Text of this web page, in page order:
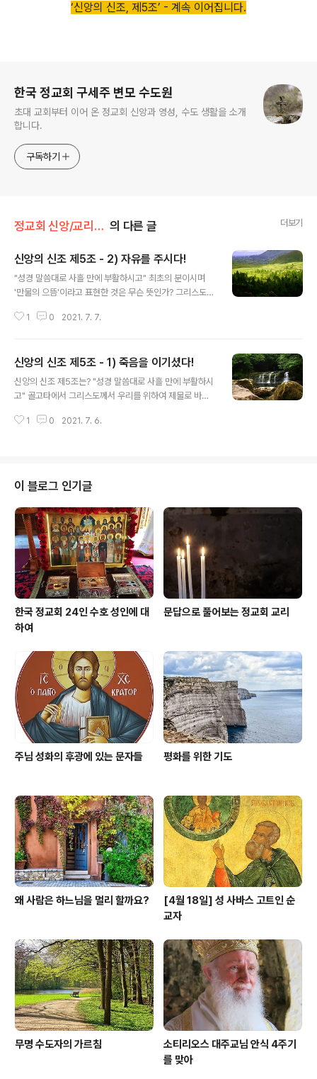
‘신앙의 신조, 제5조’ - 계속 이어집니다.
한국 정교회 구세주 변모 수도원
초대 교회부터 이어 온 정교회 신앙과 영성, 수도 생활을 소개
합니다.
구독하기
정교회 신앙/교리문답 의 다른 글 더보기
신앙의 신조 제5조 - 2) 자유를 주시다!
"성경 말씀대로 사흘 만에 부활하시고" 최초의 분이시며
'만물의 으뜸'이라고 표현한 것은 무슨 뜻인가? 그리스도께
이 부활을 따를 수 있다는 것을 확증해 주신 것이다. 모든
어나심으로써 우리 신자들도 죽음의 권세에서 벗어날 수
있는 계기를 주신 것이다. 인성을 취하신 그리스도의 육신
은 우리가 가진 것과 같은 것이고 그러한 그의 부활은 모든
스도께서 죽은 자들 가운데서 다시 살아나셨다는 것을 우
1 0 2021. 7. 7.
신앙의 신조 제5조 - 1) 죽음을 이기셨다!
신앙의 신조 제5조는? "성경 말씀대로 사흘 만에 부활하시
고" 골고타에서 그리스도께서 우리를 위하여 제물로 바치
게 증명할 수가 있는가?하느님께서는 죽은 자들 가운데서
하였다고 어떻게 말할 수가 있는가? 그리스도께서 십자가
에서 희생당하심은 죽음의 근원인 죄가 승리한 것이다. 죄
의 결과로서 죽음이 승리한 것이다. 실제로 죽음은 죄와 밀
접한 관계에 있으며 죄의 결과이다. 하느님께서는 선조들
에게 이렇게 말씀하셨다. "그러나 선과 악을 알게 하는 나
무 열매만은 따 먹지 말아라. 그것을 따먹는 날 너는 ..
1 0 2021. 7. 6.
이 블로그 인기글
한국 정교회 24인 수호 성인에 대
하여
문답으로 풀어보는 정교회 교리
주님 성화의 후광에 있는 문자들 평화를 위한 기도
왜 사람은 하느님을 멀리 할까요?
[4월 18일] 성 사바스 고트인 순
교자
무명 수도자의 가르침
소티리오스 대주교님 안식 4주기
를 맞아